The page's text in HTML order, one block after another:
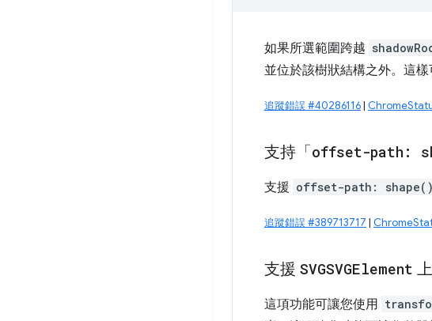
如果所選範圍跨越
並位於該樹狀結構之外。這
追蹤錯誤 #40286116|
支持「offset-path:
支援 offset-path: shape()
追蹤錯誤 #389713717 |
支援 SVGSVGElement
這項功能可讓您使用